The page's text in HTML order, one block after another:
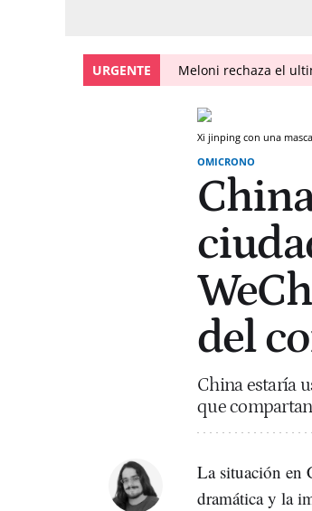
URGENTE Meloni rechaza el
Xi jinping con una
OMICRONO
del
China estaría
que
La situación en
dramática y la